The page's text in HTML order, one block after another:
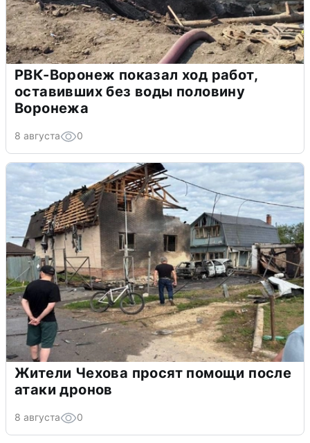
РВК-Воронеж показал ход работ,
оставивших без воды половину
Воронежа
8 августа 0
Жители Чехова просят помощи после
атаки дронов
8 августа 0